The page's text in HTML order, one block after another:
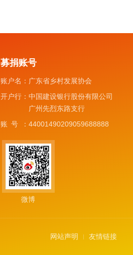
募捐账号
账户名： 广东省乡村发展协会
开户行：中国建设银行股份有限公司
广州先烈东路支行
账号：44001490209059688888
微博
网站声明 友情链接